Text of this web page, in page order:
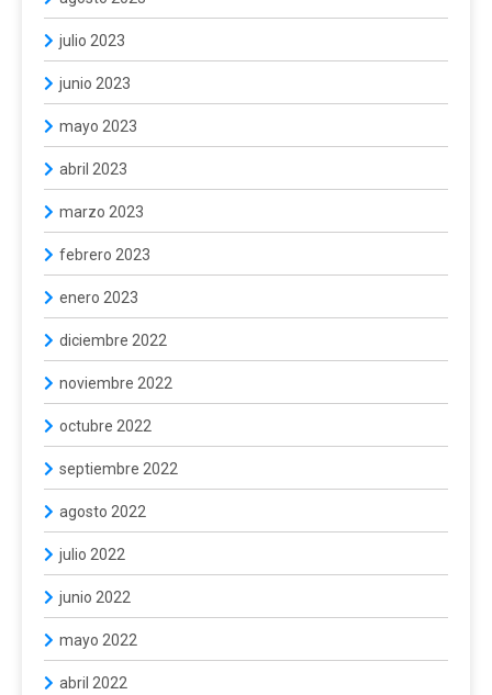
julio 2023
junio 2023
mayo 2023
abril 2023
marzo 2023
febrero 2023
enero 2023
diciembre 2022
noviembre 2022
octubre 2022
septiembre 2022
agosto 2022
julio 2022
junio 2022
mayo 2022
abril 2022